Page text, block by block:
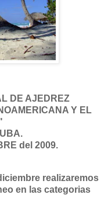
DE AJEDREZ
Y EL
del 2009.
realizaremos
en las categorias